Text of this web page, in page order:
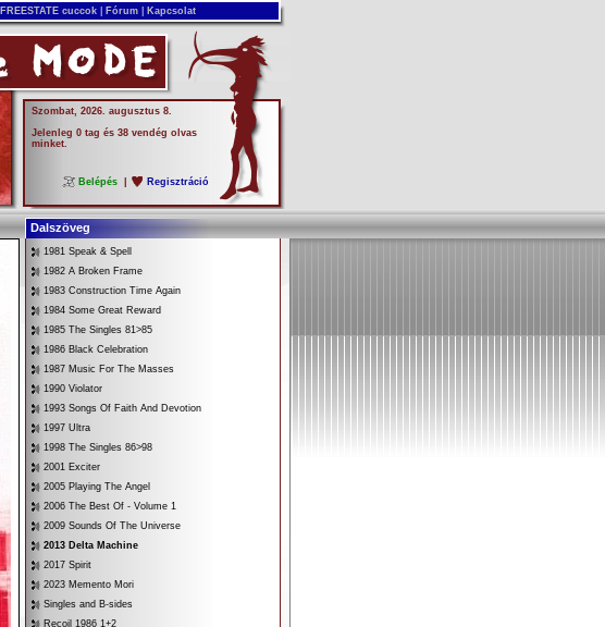
FREESTATE cuccok Fórum Kapcsolat
Szombat, 2026. augusztus 8.
Jelenleg 0 tag és 38 vendég olvas
minket.
Belépés Regisztráció
Dalszöveg
1981 Speak & Spell
1982 A Broken Frame
1983 Construction Time Again
1984 Some Great Reward
1985 The Singles 81>85
1986 Black Celebration
1987 Music For The Masses
1990 Violator
1993 Songs Of Faith And Devotion
1997 Ultra
1998 The Singles 86>98
2001 Exciter
2005 Playing The Angel
2006 The Best Of - Volume 1
2009 Sounds Of The Universe
2013 Delta Machine
2017 Spirit
2023 Memento Mori
Singles and B-sides
Recoil 1986 1+2